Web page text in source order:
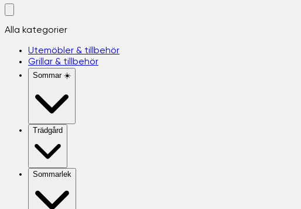
Alla kategorier
Utemöbler & tillbehör
Grillar & tillbehör
Sommar ☀️
Trädgård
Sommarlek